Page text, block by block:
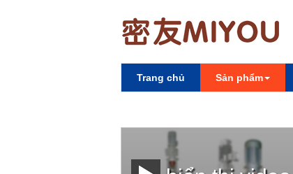
Trang chủ Sản phẩm